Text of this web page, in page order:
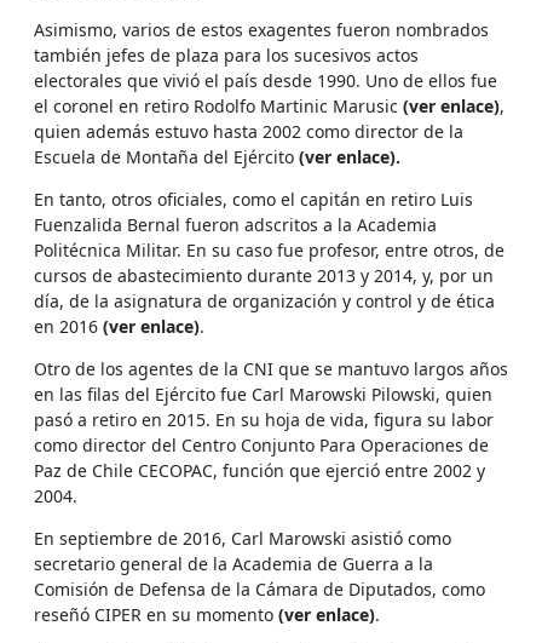
Asimismo, varios de estos exagentes fueron nombrados
también jefes de plaza para los sucesivos actos
electorales que vivió el país desde 1990. Uno de ellos fue
el coronel en retiro Rodolfo Martinic Marusic (ver enlace),
quien además estuvo hasta 2002 como director de la
Escuela de Montaña del Ejército (ver enlace).
En tanto, otros oficiales, como el capitán en retiro Luis
Fuenzalida Bernal fueron adscritos a la Academia
Politécnica Militar. En su caso fue profesor, entre otros, de
cursos de abastecimiento durante 2013 y 2014, y, por un
día, de la asignatura de organización y control y de ética
en 2016 (ver enlace).
Otro de los agentes de la CNI que se mantuvo largos años
en las filas del Ejército fue Carl Marowski Pilowski, quien
pasó a retiro en 2015. En su hoja de vida, figura su labor
como director del Centro Conjunto Para Operaciones de
Paz de Chile CECOPAC, función que ejerció entre 2002 y
2004.
En septiembre de 2016, Carl Marowski asistió como
secretario general de la Academia de Guerra a la
Comisión de Defensa de la Cámara de Diputados, como
reseñó CIPER en su momento (ver enlace).